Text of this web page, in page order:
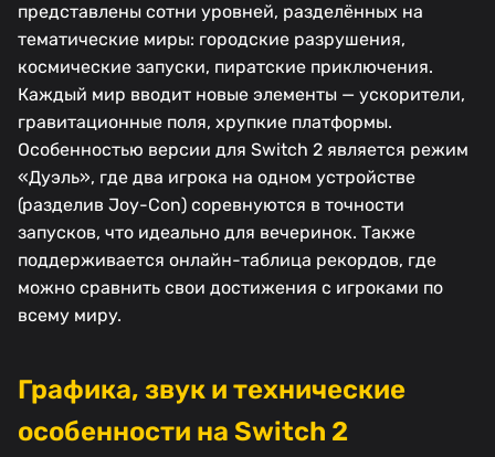
представлены сотни уровней, разделённых на
тематические миры: городские разрушения,
космические запуски, пиратские приключения.
Каждый мир вводит новые элементы — ускорители,
гравитационные поля, хрупкие платформы.
Особенностью версии для Switch 2 является режим
«Дуэль», где два игрока на одном устройстве
(разделив Joy-Con) соревнуются в точности
запусков, что идеально для вечеринок. Также
поддерживается онлайн-таблица рекордов, где
можно сравнить свои достижения с игроками по
всему миру.
Графика, звук и технические
особенности на Switch 2